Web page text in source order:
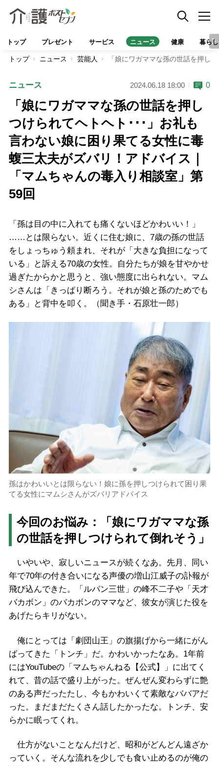
トップ プレゼント サービス ニュース 健康 暮らし
トップ ニュース 芸能人 「娘にワガママな孫の世話を押し
ニュース 2024.06.18 18:00 0
「娘にワガママな孫の世話を押し
つけられてヘトヘト･･･」お礼も
言わない娘に困り果てる女性に毒
蝮三太夫がズバリ！アドバイス｜
「マムちゃんの毒入り相談室」第
59回
「孫は目の中に入れても痛くないほどかわいい！」
……とは限らない。近くに住む娘に、7歳の孫の世話
をしょっちゅう頼まれ、それが「大きな負担になって
いる」と訴える70歳の女性。自分たちが娘を甘やかせ
過ぎたからかと思うと、強い態度に出られない。マム
シさんは「きっぱり断ろう。それが娘と孫のためでも
ある」と背中を叩く。（聞き手・石原壮一郎）
孫はかわいいとは限らない！娘に孫を押しつけられて困り果
てる女性にマムシさんがズバリアドバイス
今回のお悩み：「娘にワガママな孫
の世話を押しつけられて倒れそう」
いやいや、寂しいニュースが続くなあ。先月、同い
年で70年の付き合いになる声優の増山江威子の訃報が
飛び込んできた。「ルパン三世」の峰不二子や「天才
バカボン」のバカボンのママなど、彼女が演じた役を
あげたらキリがない。
俺にとっては「劇団山王」の旗揚げから一緒にがん
ばってきた「トンチ」だ。かわいかったなあ。1年前
にはYouTubeの「マムちゃんねる【公式】」に出てく
れて、昔の話で盛り上がった。ぜんぜん変わらずに艶
のある声だったたし、今もかわいくて素敵なババアだ
った。まだまだたくさん話したかったな。トンチ、安
らかに眠ってくれ。
仕方がないことなんだけど、昭和がどんどん遠ざか
っていく。そんな流れを少しでも食い止めるのが俺の